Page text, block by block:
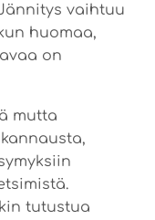
vaihtuu
huomaa,
on
mutta
tutustua